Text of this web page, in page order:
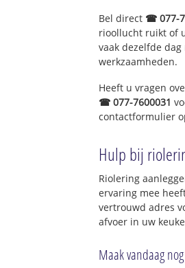
Bel direct ☎ 077-
rioollucht ruikt of
vaak dezelfde
werkzaamheden.
Heeft u vragen
☎ 077-7600031
contactformulier
Hulp bij
Riolering
ervaring mee
vertrouwd adres
afvoer in uw
Maak vandaag